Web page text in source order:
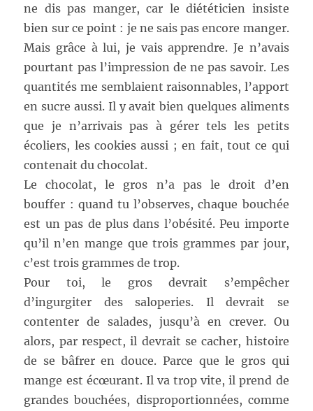
ne dis pas manger, car le diététicien insiste
bien sur ce point : je ne sais pas encore manger.
Mais grâce à lui, je vais apprendre. Je n’avais
pourtant pas l’impression de ne pas savoir. Les
quantités me semblaient raisonnables, l’apport
en sucre aussi. Il y avait bien quelques aliments
que je n’arrivais pas à gérer tels les petits
écoliers, les cookies aussi ; en fait, tout ce qui
contenait du chocolat.
Le chocolat, le gros n’a pas le droit d’en
bouffer : quand tu l’observes, chaque bouchée
est un pas de plus dans l’obésité. Peu importe
qu’il n’en mange que trois grammes par jour,
c’est trois grammes de trop.
Pour toi, le gros devrait s’empêcher
d’ingurgiter des saloperies. Il devrait se
contenter de salades, jusqu’à en crever. Ou
alors, par respect, il devrait se cacher, histoire
de se bâfrer en douce. Parce que le gros qui
mange est écœurant. Il va trop vite, il prend de
grandes bouchées, disproportionnées, comme